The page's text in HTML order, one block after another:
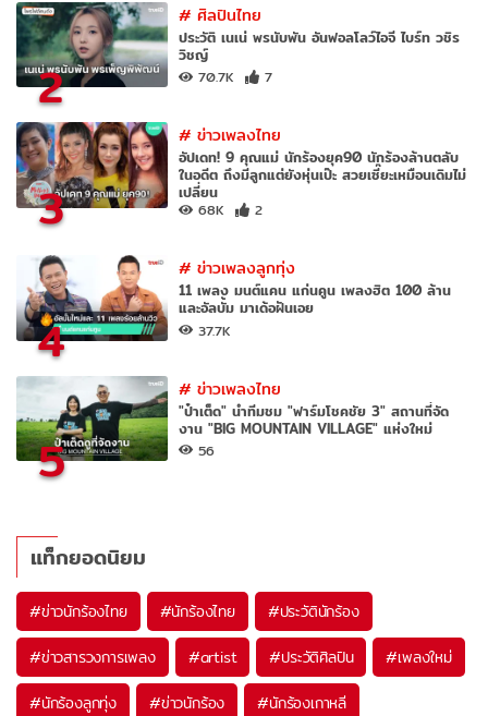
2
#ศิลปินไทย
ประวัติ เนเน่ พรนับพัน อันฟอลโลว์ไอจี ไบร์ท วชิร
วิชญ์
70.7K 7
3
#ข่าวเพลงไทย
อัปเดท! 9 คุณแม่ นักร้องยุค90 นักร้องล้านตลับ
ในอดีต ถึงมีลูกแต่ยังหุ่นเป๊ะ สวยเซี๊ยะเหมือนเดิมไม่
เปลี่ยน
68K 2
4
#ข่าวเพลงลูกทุ่ง
11 เพลง มนต์แคน แก่นคูน เพลงฮิต 100 ล้าน
และอัลบั้ม มาเด้อฝันเอย
37.7K
5
#ข่าวเพลงไทย
"ป๋าเต็ด" นำทีมชม "ฟาร์มโชคชัย 3" สถานที่จัด
งาน "BIG MOUNTAIN VILLAGE" แห่งใหม่
56
แท็กยอดนิยม
#ข่าวนักร้องไทย #นักร้องไทย #ประวัตินักร้อง
#ข่าวสารวงการเพลง #artist #ประวัติศิลปิน #เพลงใหม่
#นักร้องลูกทุ่ง #ข่าวนักร้อง #นักร้องเกาหลี